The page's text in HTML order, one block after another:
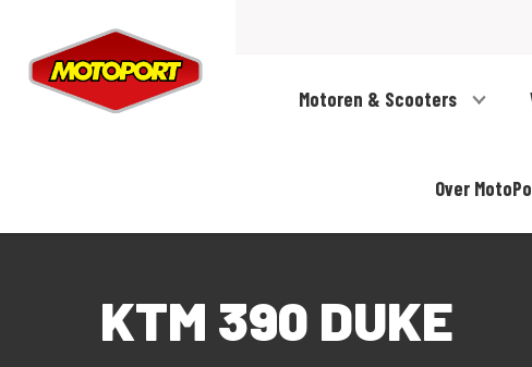
Motoren & Scooters
Over
KTM 390 DUKE